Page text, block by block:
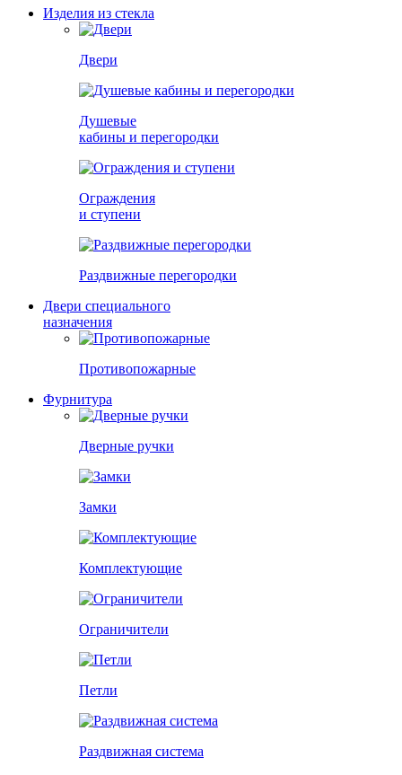
Изделия из стекла
Двери
Душевые
кабины и перегородки
Ограждения
и ступени
Раздвижные перегородки
Двери специального
назначения
Противопожарные
Фурнитура
Дверные ручки
Замки
Комплектующие
Ограничители
Петли
Раздвижная система